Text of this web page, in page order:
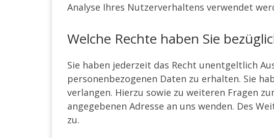
Analyse Ihres Nutzerverhaltens verwendet
Welche Rechte haben Sie
Sie haben jederzeit das Recht unentgeltlich
personenbezogenen Daten zu erhalten. Sie
verlangen. Hierzu sowie zu weiteren Fragen
angegebenen Adresse an uns wenden. Des
zu.